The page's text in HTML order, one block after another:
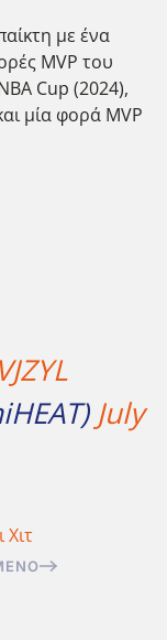
με ένα
MVP του
Cup (2024),
μία φορά MVP
July
Χιτ